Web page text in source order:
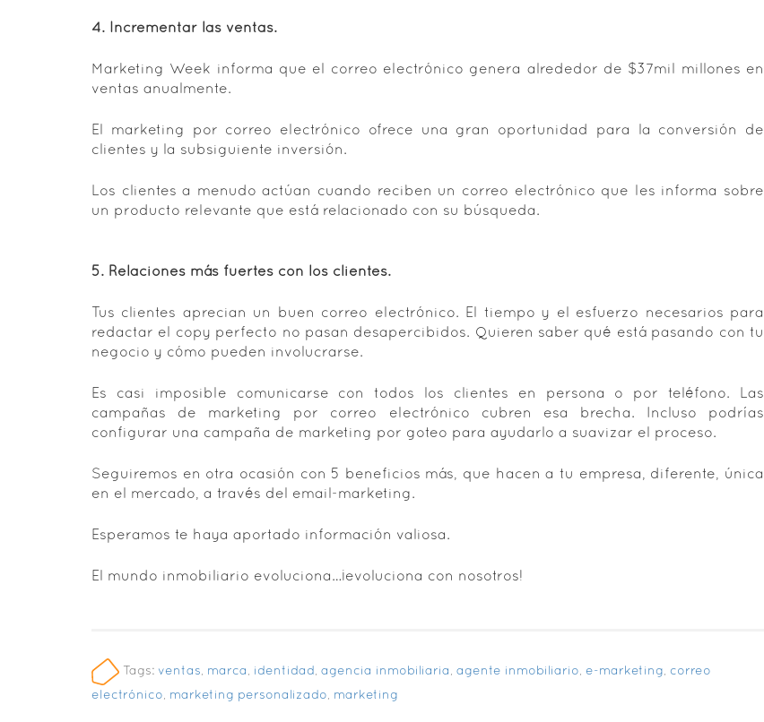
4. Incrementar las ventas.
Marketing Week informa que el correo electrónico genera alrededor de $37mil millones en
ventas anualmente.
El marketing por correo electrónico ofrece una gran oportunidad para la conversión de
clientes y la subsiguiente inversión.
Los clientes a menudo actúan cuando reciben un correo electrónico que les informa sobre
un producto relevante que está relacionado con su búsqueda.
5. Relaciones más fuertes con los clientes.
Tus clientes aprecian un buen correo electrónico. El tiempo y el esfuerzo necesarios para
redactar el copy perfecto no pasan desapercibidos. Quieren saber qué está pasando con tu
negocio y cómo pueden involucrarse.
Es casi imposible comunicarse con todos los clientes en persona o por teléfono. Las
campañas de marketing por correo electrónico cubren esa brecha. Incluso podrías
configurar una campaña de marketing por goteo para ayudarlo a suavizar el proceso.
Seguiremos en otra ocasión con 5 beneficios más, que hacen a tu empresa, diferente, única
en el mercado, a través del email-marketing.
Esperamos te haya aportado información valiosa.
El mundo inmobiliario evoluciona…¡evoluciona con nosotros!
Tags: ventas, marca, identidad, agencia inmobiliaria, agente inmobiliario, e-marketing, correo
electrónico marketing personalizado marketing